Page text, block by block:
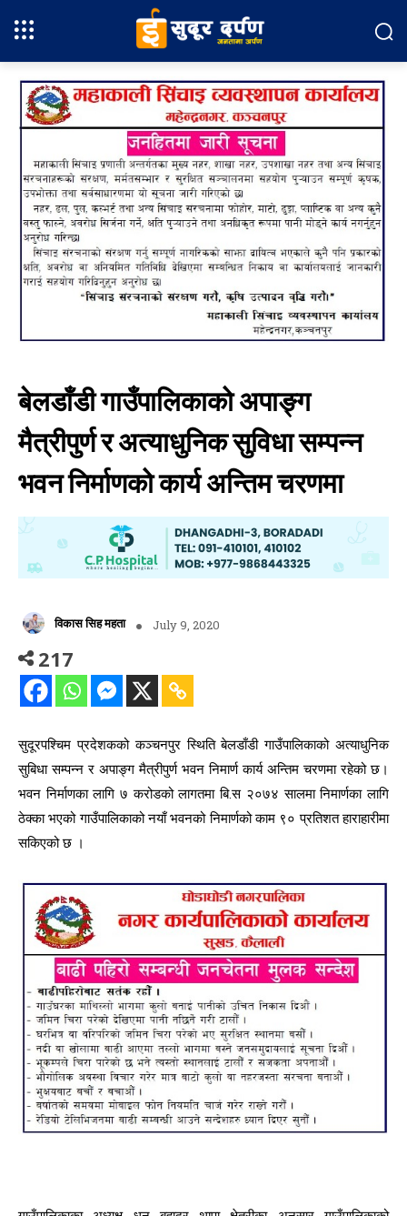
बेलडाँडी गाउँपालिकाको अपाङ्ग
मैत्रीपुर्ण र अत्याधुनिक सुविधा सम्पन्न
भवन निर्माणको कार्य अन्तिम चरणमा
विकास सिह महता July 9, 2020
217
सुदूरपश्चिम प्रदेशकको कञ्चनपुर स्थिति बेलडाँडी गाउँपालिकाको अत्याधुनिक
सुबिधा सम्पन्न र अपाङ्ग मैत्रीपुर्ण भवन निमार्ण कार्य अन्तिम चरणमा रहेको छ।
भवन निर्माणका लागि ७ करोडको लागतमा बि.स २०७४ सालमा निमार्णका लागि
ठेक्का भएको गाउँपालिकाको नयाँ भवनको निमार्णको काम ९० प्रतिशत हाराहारीमा
सकिएको छ ।